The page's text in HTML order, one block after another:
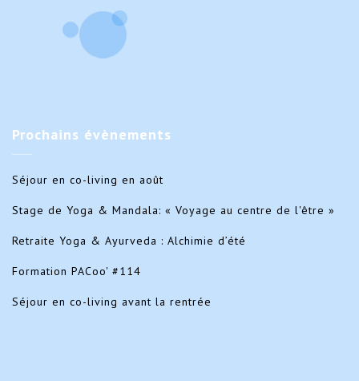
Prochains évènements
Séjour en co-living en août
Stage de Yoga & Mandala: « Voyage au centre de l'être »
Retraite Yoga & Ayurveda : Alchimie d’été
Formation PACoo' #114
Séjour en co-living avant la rentrée